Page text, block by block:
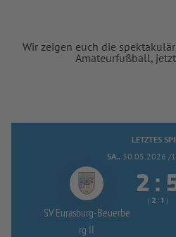
Wir zeigen euch die
Amateurfußball,
LETZTES
SA.. 30.05.2026 /
SV Eurasburg-Beuerbe
rg II
 :
(  :  )